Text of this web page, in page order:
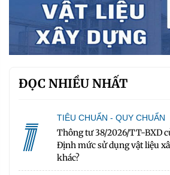
ĐỌC NHIỀU NHẤT
1 TIÊU CHUẨN - QUY CHUẨN
Thông tư 38/2026/TT-BXD
Định mức sử dụng vật liệu
khác?